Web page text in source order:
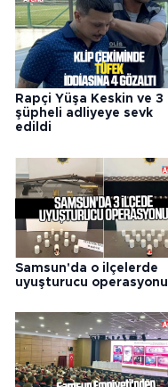
Rapçi Yüşa Keskin ve 3
şüpheli adliyeye sevk
edildi
Samsun'da o ilçelerde
uyuşturucu operasyonu